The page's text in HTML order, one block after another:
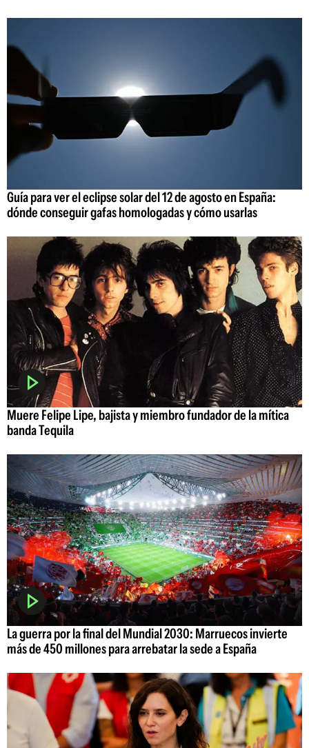
Guía para ver el eclipse solar del 12 de agosto en España:
dónde conseguir gafas homologadas y cómo usarlas
Muere Felipe Lipe, bajista y miembro fundador de la mítica
banda Tequila
La guerra por la final del Mundial 2030: Marruecos invierte
más de 450 millones para arrebatar la sede a España